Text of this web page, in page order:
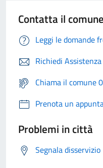
Contatta il comune
Leggi le domande
Richiedi Assistenza
Chiama il comune
Prenota un
Problemi in città
Segnala disservizio